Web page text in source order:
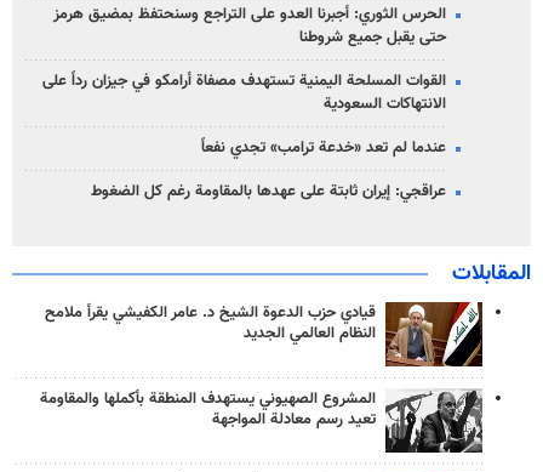
الحرس الثوري: أجبرنا العدو على التراجع وسنحتفظ بمضيق هرمز
حتى يقبل جميع شروطنا
القوات المسلحة اليمنية تستهدف مصفاة أرامكو في جيزان رداً على
الانتهاكات السعودية
عندما لم تعد «خدعة ترامب» تجدي نفعاً
عراقجي: إيران ثابتة على عهدها بالمقاومة رغم كل الضغوط
المقابلات
قيادي حزب الدعوة الشيخ د. عامر الكفيشي يقرأ ملامح
النظام العالمي الجديد
المشروع الصهيوني يستهدف المنطقة بأكملها والمقاومة
تعيد رسم معادلة المواجهة